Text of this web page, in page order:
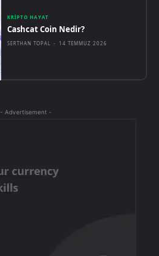
KRIPTO HAYAT
Cashcat Coin Nedir?
SERTHAN TOPAL - 14 TEMMUZ 2026
- Advertisement -